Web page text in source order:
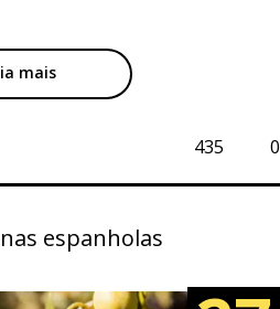
mais
0
435
espanholas